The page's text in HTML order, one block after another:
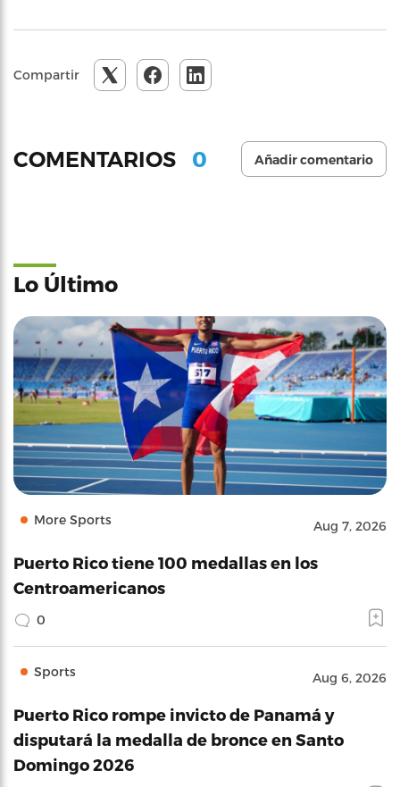
Compartir
COMENTARIOS 0 Añadir comentario
Lo Último
More Sports Aug 7, 2026
Puerto Rico tiene 100 medallas en los
Centroamericanos
0
Sports Aug 6, 2026
Puerto Rico rompe invicto de Panamá y
disputará la medalla de bronce en Santo
Domingo 2026